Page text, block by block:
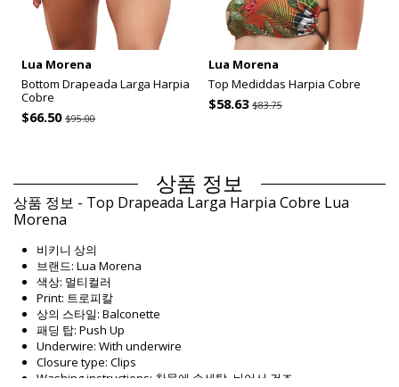
Lua Morena
Bottom Drapeada Larga Harpia
Cobre
$66.50$95.00
Lua Morena
Top Mediddas Harpia Cobre
$58.63 $83.75
상품 정보
상품 정보 - Top Drapeada Larga Harpia Cobre Lua
Morena
비키니 상의
브랜드: Lua Morena
색상: 멀티컬러
Print: 트로피칼
상의 스타일: Balconette
패딩 탑: Push Up
Underwire: With underwire
Closure type: Clips
Washing instructions: 찬물에 손세탁, 뉘어서 건조